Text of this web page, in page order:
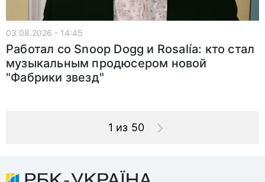
03.08.2026 - 14:45
Работал со Snoop Dogg и Rosalía: кто стал
музыкальным продюсером новой
"Фабрики звезд"
1 из 50